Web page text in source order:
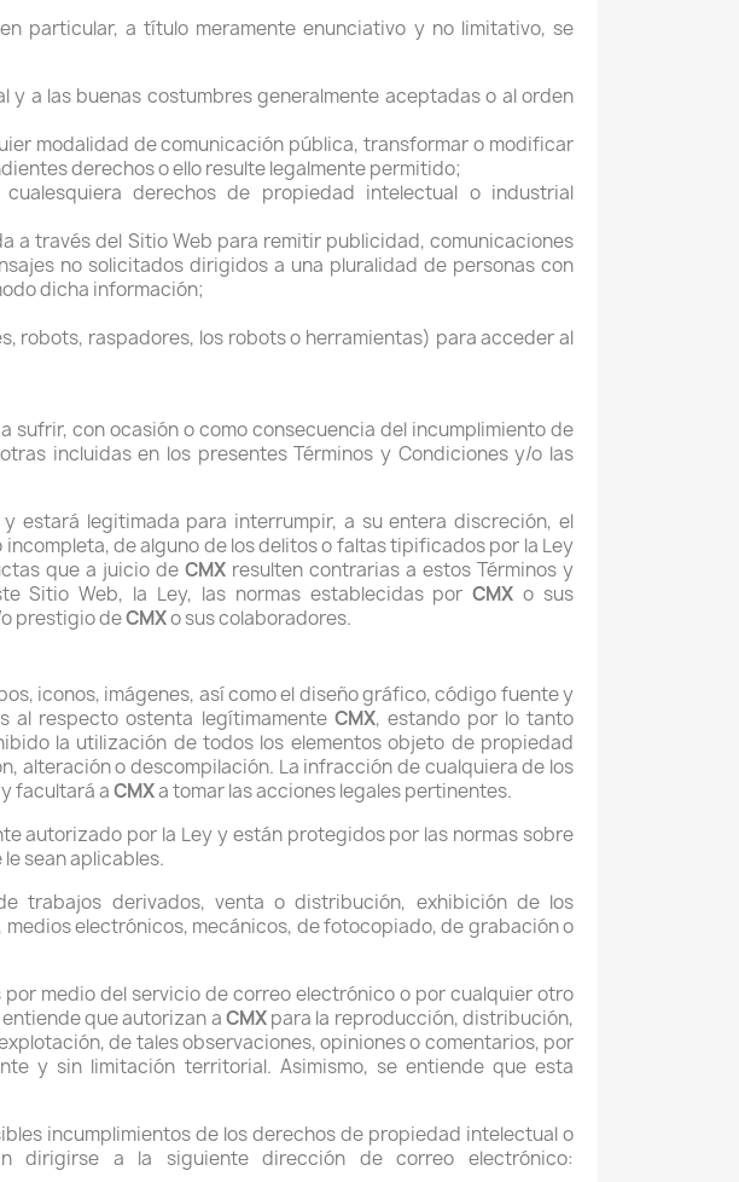
particular, a título meramente enunciativo y no limitativo, se
a las buenas costumbres generalmente aceptadas o al orden
modalidad de comunicación pública, transformar o modificar
derechos o ello resulte legalmente permitido;
derechos de propiedad intelectual o industrial
a través del Sitio Web para remitir publicidad, comunicaciones
no solicitados dirigidos a una pluralidad de personas con
dicha información;
robots, raspadores, los robots o herramientas) para acceder al
sufrir, con ocasión o como consecuencia del incumplimiento de
incluidas en los presentes Términos y Condiciones y/o las
estará legitimada para interrumpir, a su entera discreción, el
de alguno de los delitos o faltas tipificados por la Ley
que a juicio de CMX resulten contrarias a estos Términos y
Sitio Web, la Ley, las normas establecidas porCMX o sus
prestigio deCMXo sus colaboradores.
iconos, imágenes, así como el diseño gráfico, código fuente y
al respecto ostenta legítimamente CMX, estando por lo tanto
la utilización de todos los elementos objeto de propiedad
alteración o descompilación. La infracción de cualquiera de los
facultará aCMXa tomar las acciones legales pertinentes.
autorizado por la Ley y están protegidos por las normas sobre
sean aplicables.
trabajos derivados, venta o distribución, exhibición de los
electrónicos, mecánicos, de fotocopiado, de grabación o
medio del servicio de correo electrónico o por cualquier otro
entiende que autorizan aCMXpara la reproducción, distribución,
de tales observaciones, opiniones o comentarios, por
y sin limitación territorial. Asimismo, se entiende que esta
incumplimientos de los derechos de propiedad intelectual o
dirigirse a la siguiente dirección de correo electrónico: